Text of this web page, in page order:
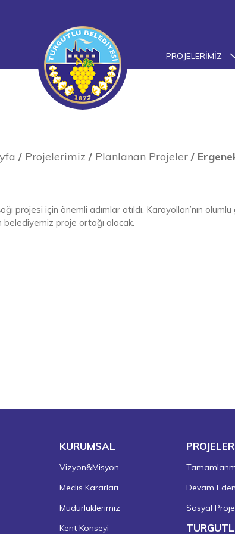
PROJELERIMIZ
/ Projelerimiz / Planlanan Projeler/
projesi için önemli adımlar atıldı. Karayolları’nın
belediyemiz proje ortağı olacak.
KURUMSAL
Vizyon&Misyon
Meclis Kararları
Müdürlüklerimiz
Kent Konseyi
Devam
Sosyal